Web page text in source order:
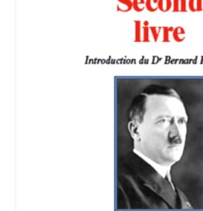
Politique de confidentialité et cookies
Soutien à Philippe Randa
Suivi de la Commande